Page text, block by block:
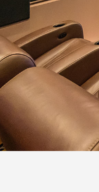
KI
felszerelt
Hívjon!